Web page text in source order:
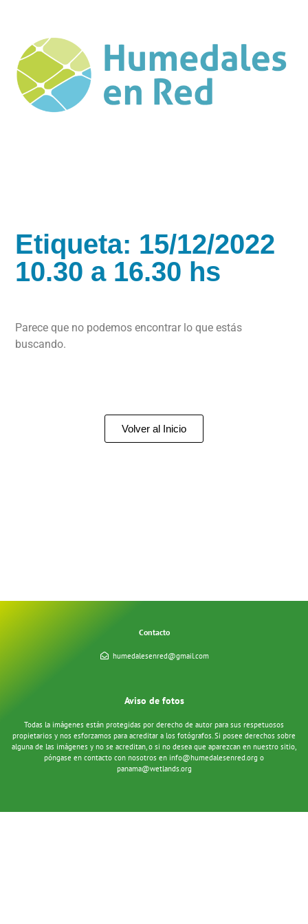
Etiqueta: 15/12/2022
10.30 a 16.30 hs
Parece que no podemos encontrar lo que estás
buscando.
Volver al Inicio
Contacto
humedalesenred@gmail.com
Aviso de fotos
Todas la imágenes están protegidas por derecho de autor para sus respetuosos
propietarios y nos esforzamos para acreditar a los fotógrafos. Si posee derechos sobre
alguna de las imágenes y no se acreditan, o si no desea que aparezcan en nuestro sitio,
póngase en contacto con nosotros en info@humedalesenred.org o
panama@wetlands.org